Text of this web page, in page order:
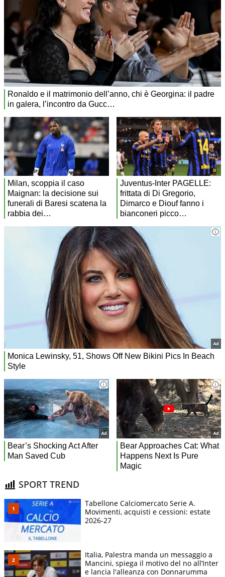
SPORT TREND
Tabellone Calciomercato Serie A.
Movimenti, acquisti e cessioni: estate
2026-27
Italia, Palestra manda un messaggio a
Mancini, spiega il motivo del no all’Inter
e lancia l'alleanza con Donnarumma